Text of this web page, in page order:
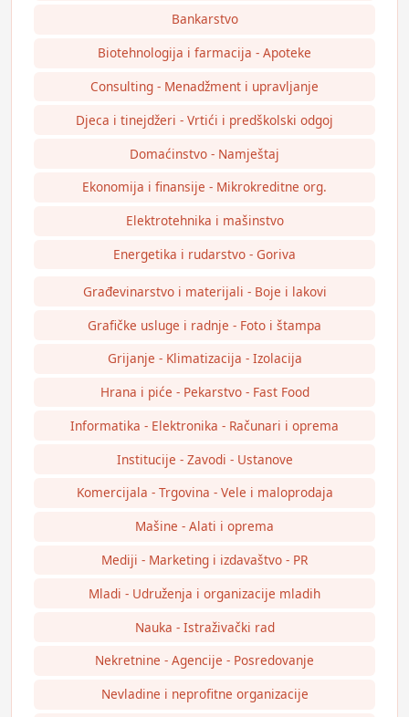
Bankarstvo
Biotehnologija i farmacija - Apoteke
Consulting - Menadžment i upravljanje
Djeca i tinejdžeri - Vrtići i predškolski odgoj
Domaćinstvo - Namještaj
Ekonomija i finansije - Mikrokreditne org.
Elektrotehnika i mašinstvo
Energetika i rudarstvo - Goriva
Građevinarstvo i materijali - Boje i lakovi
Grafičke usluge i radnje - Foto i štampa
Grijanje - Klimatizacija - Izolacija
Hrana i piće - Pekarstvo - Fast Food
Informatika - Elektronika - Računari i oprema
Institucije - Zavodi - Ustanove
Komercijala - Trgovina - Vele i maloprodaja
Mašine - Alati i oprema
Mediji - Marketing i izdavaštvo - PR
Mladi - Udruženja i organizacije mladih
Nauka - Istraživački rad
Nekretnine - Agencije - Posredovanje
Nevladine i neprofitne organizacije